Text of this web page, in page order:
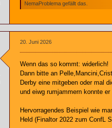
NemaProblema gefällt das.
20. Juni 2026
Wenn das so kommt: widerlich!
Dann bitte an
Derby eine mitgeben oder mal
und eiwg rumjammern konnte
Hervorragendes Beispiel wie
Held (Finaltor 2022 zum ConfL